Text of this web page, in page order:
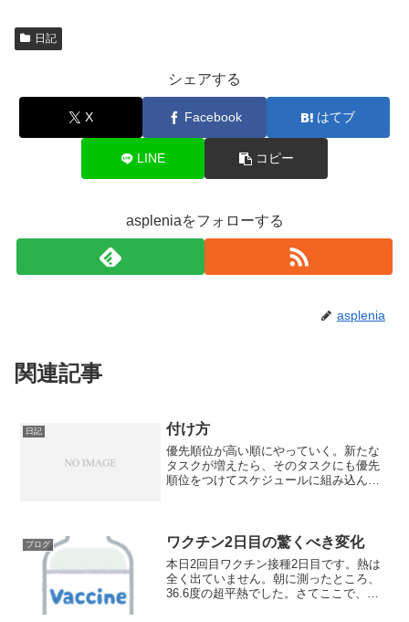
日記
シェアする
X Facebook はてブ
LINE コピー
aspleniaをフォローする
asplenia
関連記事
日記 付け方
優先順位が高い順にやっていく。新たな
タスクが増えたら、そのタスクにも優先
順位をつけてスケジュールに組み込んで
で、いろんなものに手を出...
ブログ ワクチン2日目の驚くべき変化
本日2回目ワクチン接種2日目です。熱は
全く出ていません。朝に測ったところ、
36.6度の超平熱でした。さてここで、驚